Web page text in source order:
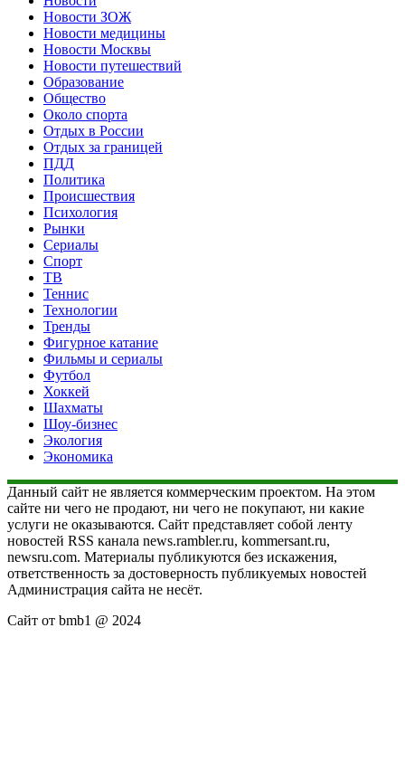
Новости ЗОЖ
Новости медицины
Новости Москвы
Новости путешествий
Образование
Общество
Около спорта
Отдых в России
Отдых за границей
ПДД
Политика
Происшествия
Психология
Рынки
Сериалы
Спорт
ТВ
Теннис
Технологии
Тренды
Фигурное катание
Фильмы и сериалы
Футбол
Хоккей
Шахматы
Шоу-бизнес
Экология
Экономика
Данный сайт не является коммерческим проектом. На этом
сайте ни чего не продают, ни чего не покупают, ни какие
услуги не оказываются. Сайт представляет собой ленту
новостей RSS канала news.rambler.ru, kommersant.ru,
newsru.com. Материалы публикуются без искажения,
ответственность за достоверность публикуемых новостей
Администрация сайта не несёт.
Сайт от bmb1 @ 2024